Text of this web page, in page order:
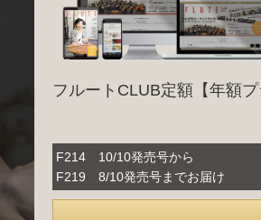
フルートCLUB定額【年額プ
F214 10/10発売号から
F219 8/10発売号までお届け